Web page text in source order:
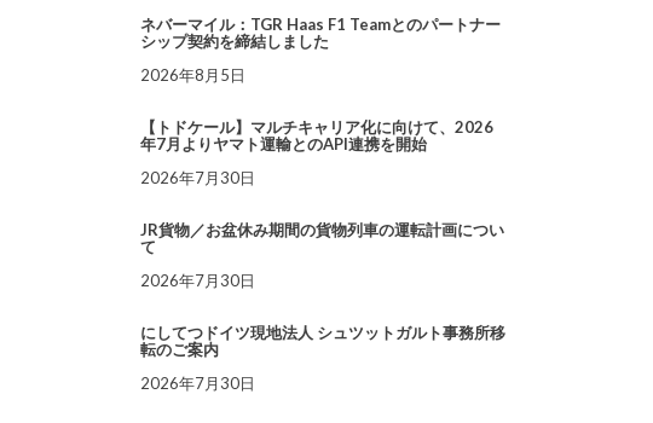
ネバーマイル：TGR Haas F1 Teamとのパートナー
シップ契約を締結しました
2026年8月5日
【トドケール】マルチキャリア化に向けて、2026
年7月よりヤマト運輸とのAPI連携を開始
2026年7月30日
JR貨物／お盆休み期間の貨物列車の運転計画につい
て
2026年7月30日
にしてつドイツ現地法人 シュツットガルト事務所移
転のご案内
2026年7月30日